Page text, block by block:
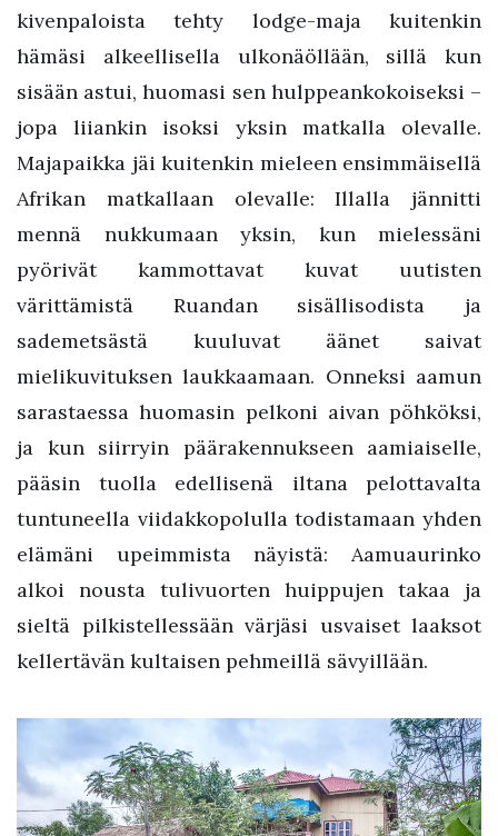
kivenpaloista tehty lodge-maja kuitenkin
hämäsi alkeellisella ulkonäöllään, sillä kun
sisään astui, huomasi sen hulppeankokoiseksi –
jopa liiankin isoksi yksin matkalla olevalle.
Majapaikka jäi kuitenkin mieleen ensimmäisellä
Afrikan matkallaan olevalle: Illalla jännitti
mennä nukkumaan yksin, kun mielessäni
pyörivät kammottavat kuvat uutisten
värittämistä Ruandan sisällisodista ja
sademetsästä kuuluvat äänet saivat
mielikuvituksen laukkaamaan. Onneksi aamun
sarastaessa huomasin pelkoni aivan pöhköksi,
ja kun siirryin päärakennukseen aamiaiselle,
pääsin tuolla edellisenä iltana pelottavalta
tuntuneella viidakkopolulla todistamaan yhden
elämäni upeimmista näyistä: Aamuaurinko
alkoi nousta tulivuorten huippujen takaa ja
sieltä pilkistellessään värjäsi usvaiset laaksot
kellertävän kultaisen pehmeillä sävyillään.